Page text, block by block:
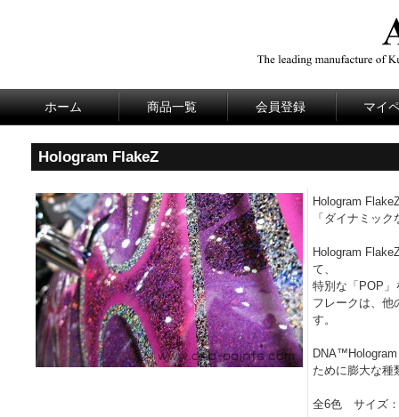
ホーム 商品一覧 会員登録 マイ
Hologram FlakeZ
Hologram
「ダイナミッ
Hologram
て、
特別な「POP」
フレークは、他
す。
ために膨大な種
全6色 サイズ：